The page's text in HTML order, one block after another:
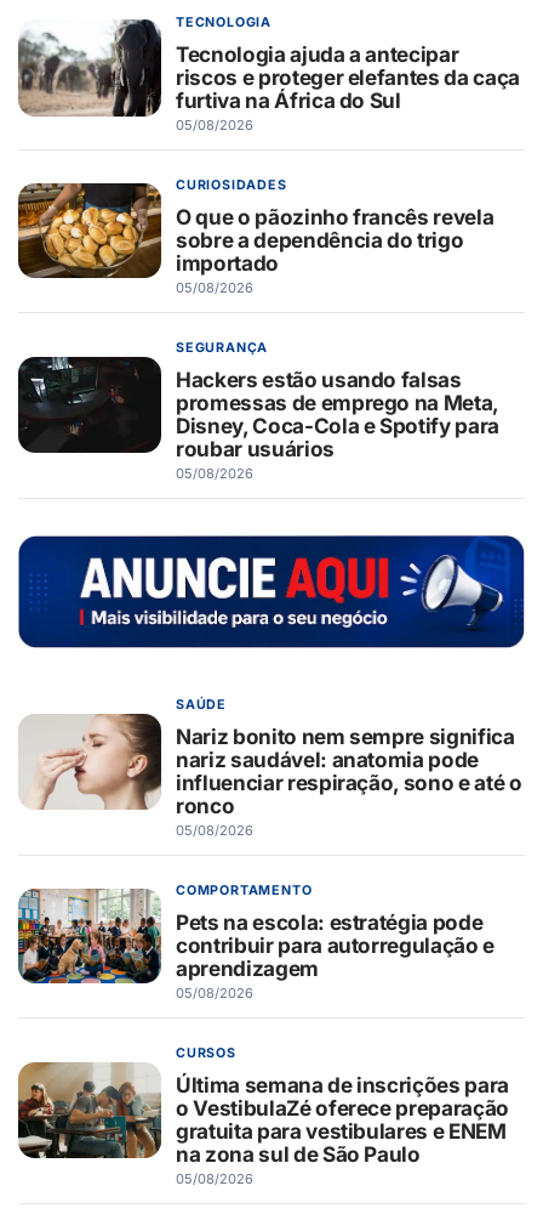
TECNOLOGIA
Tecnologia ajuda a antecipar
riscos e proteger elefantes da caça
furtiva na África do Sul
05/08/2026
CURIOSIDADES
O que o pãozinho francês revela
sobre a dependência do trigo
importado
05/08/2026
SEGURANÇA
Hackers estão usando falsas
promessas de emprego na Meta,
Disney, Coca-Cola e Spotify para
roubar usuários
05/08/2026
SAÚDE
Nariz bonito nem sempre significa
nariz saudável: anatomia pode
influenciar respiração, sono e até o
ronco
05/08/2026
COMPORTAMENTO
Pets na escola: estratégia pode
contribuir para autorregulação e
aprendizagem
05/08/2026
CURSOS
Última semana de inscrições para
o VestibulaZé oferece preparação
gratuita para vestibulares e ENEM
na zona sul de São Paulo
05/08/2026